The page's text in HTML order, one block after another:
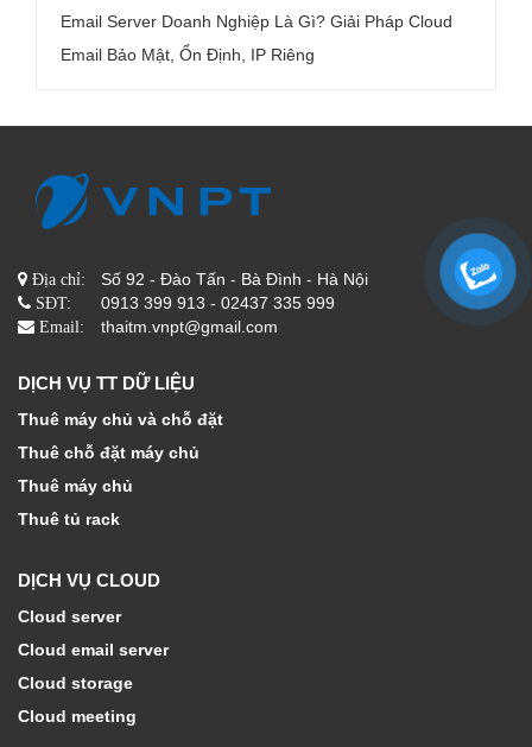
Email Server Doanh Nghiệp Là Gì? Giải Pháp Cloud
Email Bảo Mật, Ổn Định, IP Riêng
Địa chỉ: Số 92 - Đào Tấn - Bà Đình - Hà Nội
SĐT: 0913 399 913 - 02437 335 999
Email: thaitm.vnpt@gmail.com
DỊCH VỤ TT DỮ LIỆU
Thuê máy chủ và chỗ đặt
Thuê chỗ đặt máy chủ
Thuê máy chủ
Thuê tủ rack
DỊCH VỤ CLOUD
Cloud server
Cloud email server
Cloud storage
Cloud meeting